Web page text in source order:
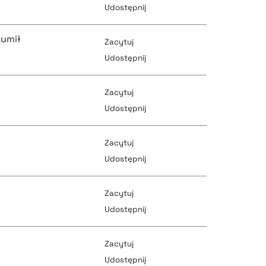
pobierz cytat
pobierz cytat
pobierz cytat
pobierz cytat
Udostępnij
pobierz cytat
pobierz cytat
Zacytuj
Udostępnij
pobierz cytat
pobierz cytat
Zacytuj
Udostępnij
pobierz cytat
pobierz cytat
Zacytuj
Udostępnij
pobierz cytat
Zacytuj
Udostępnij
Zacytuj
Udostępnij